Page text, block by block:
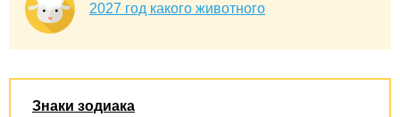
2027 год какого животного
Знаки зодиака